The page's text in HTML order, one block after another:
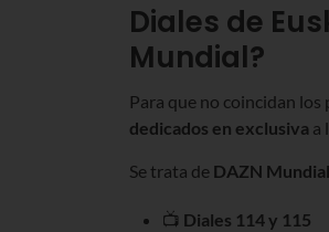
Diales de
Mundial?
Para que no coincidan
dedicados en exclusiva a
Se trata de DAZN Mundial
📺 Diales 114 y 115